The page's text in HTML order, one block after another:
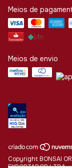
Meios de
Meios de envio
Copyright BONSAI